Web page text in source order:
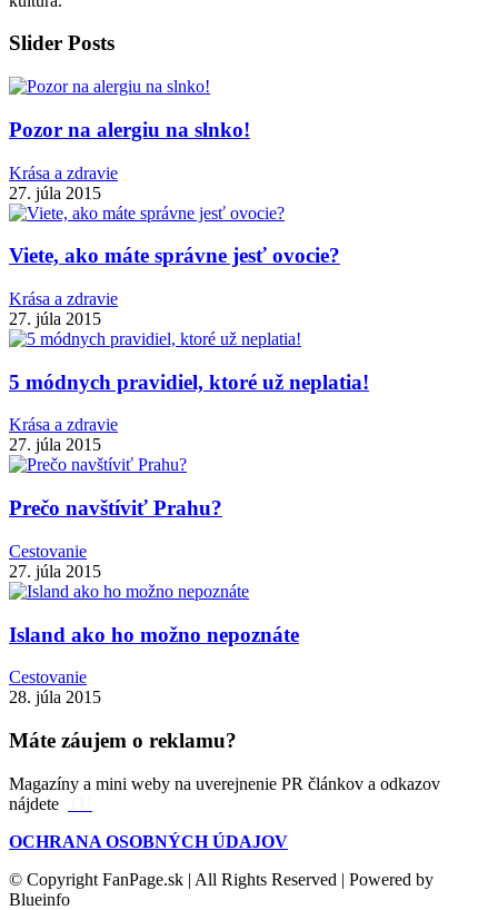
Slider Posts
Pozor na alergiu na slnko!
Krása a zdravie
27. júla 2015
Viete, ako máte správne jesť ovocie?
Krása a zdravie
27. júla 2015
5 módnych pravidiel, ktoré už neplatia!
Krása a zdravie
27. júla 2015
Prečo navštíviť Prahu?
Cestovanie
27. júla 2015
Island ako ho možno nepoznáte
Cestovanie
28. júla 2015
Máte záujem o reklamu?
Magazíny a mini weby na uverejnenie PR článkov a odkazov
nájdete
OCHRANA OSOBNÝCH ÚDAJOV
© Copyright FanPage.sk | All Rights Reserved | Powered by
Blueinfo